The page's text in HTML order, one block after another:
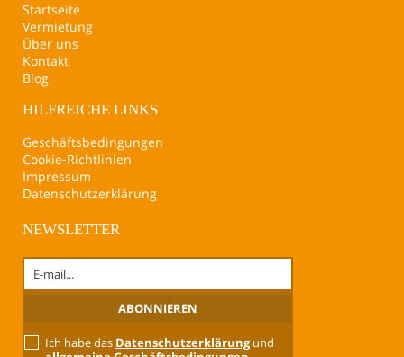
Startseite
Vermietung
Über uns
Kontakt
Blog
HILFREICHE LINKS
Geschäftsbedingungen
Cookie-Richtlinien
Impressum
Datenschutzerklärung
NEWSLETTER
Ich habe das Datenschutzerklärungund